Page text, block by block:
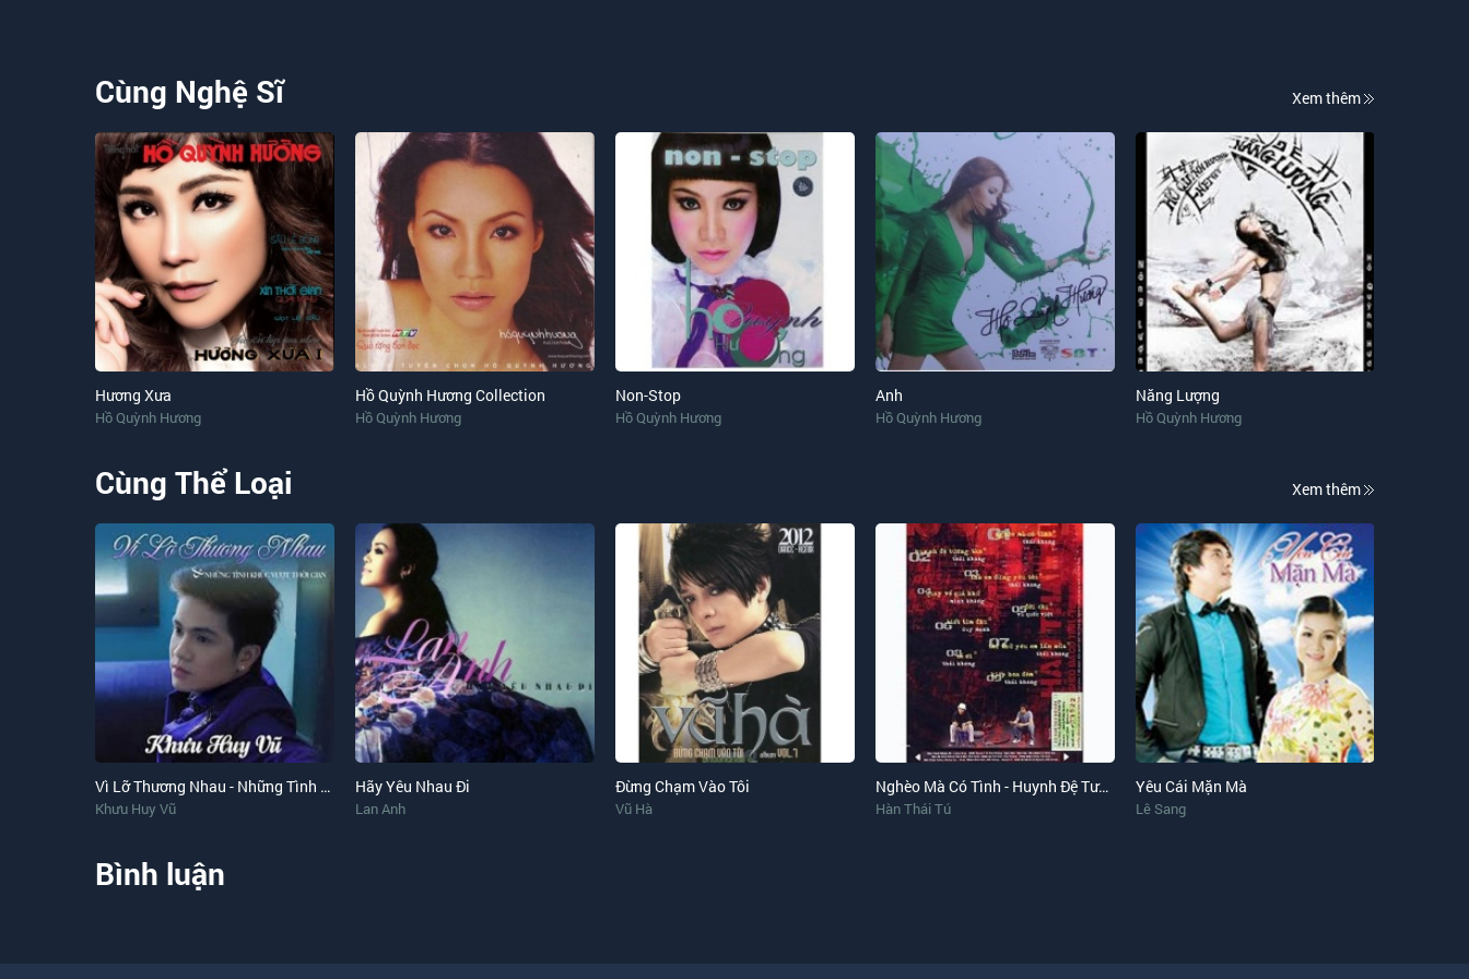
Cùng Nghệ Sĩ Xem thêm
Hương Xưa
Hồ Quỳnh Hương
Hồ Quỳnh Hương Collection
Hồ Quỳnh Hương
Non-Stop
Hồ Quỳnh Hương
Anh
Hồ Quỳnh Hương
Năng Lượng
Hồ Quỳnh Hương
Cùng Thể Loại Xem thêm
Vì Lỡ Thương Nhau - Những Tình Khúc Vượt Thời Gian
Khưu Huy Vũ
Hãy Yêu Nhau Đi
Lan Anh
Đừng Chạm Vào Tôi
Vũ Hà
Nghèo Mà Có Tình - Huynh Đệ Tương Tàn
Hàn Thái Tú
Yêu Cái Mặn Mà
Lê Sang
Bình luận